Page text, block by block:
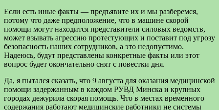
Если есть иные факты — предъявите их и мы разберемся,
потому что даже предположение, что в машине скорой
помощи могут находится представители силовых ведомств,
может взывать агрессию протестующих и поставит под угрозу
безопасность наших сотрудников, а это недопустимо.
Надеюсь, будут представлены конкретные факты или этот
вопрос будет окончательно снят с повестки дня.
Да, я пытался сказать, что 9 августа для оказания медицинской
помощи задержанным в каждом РУВД Минска и крупных
городах дежурила скорая помощь. Что в местах временного
содержания работают медицинские работники не системы